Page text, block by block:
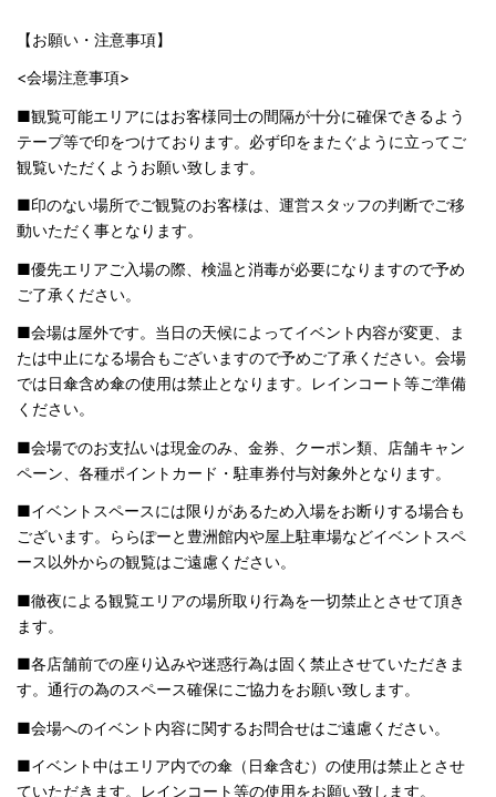
【お願い・注意事項】
<会場注意事項>
■観覧可能エリアにはお客様同士の間隔が十分に確保できるよう
テープ等で印をつけております。必ず印をまたぐように立ってご
観覧いただくようお願い致します。
■印のない場所でご観覧のお客様は、運営スタッフの判断でご移
動いただく事となります。
■優先エリアご入場の際、検温と消毒が必要になりますので予め
ご了承ください。
■会場は屋外です。当日の天候によってイベント内容が変更、ま
たは中止になる場合もございますので予めご了承ください。会場
では日傘含め傘の使用は禁止となります。レインコート等ご準備
ください。
■会場でのお支払いは現金のみ、金券、クーポン類、店舗キャン
ペーン、各種ポイントカード・駐車券付与対象外となります。
■イベントスペースには限りがあるため入場をお断りする場合も
ございます。ららぽーと豊洲館内や屋上駐車場などイベントスペ
ース以外からの観覧はご遠慮ください。
■徹夜による観覧エリアの場所取り行為を一切禁止とさせて頂き
ます。
■各店舗前での座り込みや迷惑行為は固く禁止させていただきま
す。通行の為のスペース確保にご協力をお願い致します。
■会場へのイベント内容に関するお問合せはご遠慮ください。
■イベント中はエリア内での傘（日傘含む）の使用は禁止とさせ
ていただきます。レインコート等の使用をお願い致します。